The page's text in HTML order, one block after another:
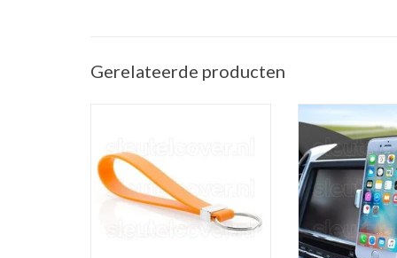
Gerelateerde producten
TOEVOEGEN AAN WINKELWAGEN
Telefoonhouder
(Universele
in de
TOEVOEGEN AAN